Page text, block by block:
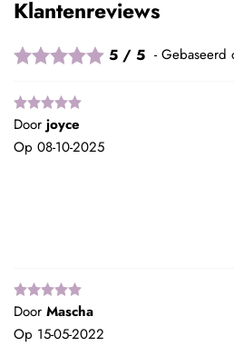
Klantenreviews
5 / 5 Gebaseerd
Door joyce
Op 08-10-2025
Door Mascha
Op 15-05-2022